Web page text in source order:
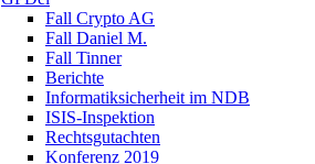
Fall Crypto AG
Fall Daniel M.
Fall Tinner
Berichte
Informatiksicherheit ­im NDB
ISIS-Inspektion
Rechtsgutachten
Konferenz 2019